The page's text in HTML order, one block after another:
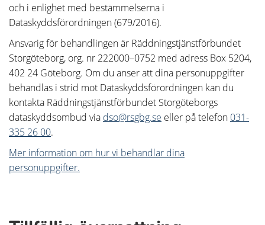
och i enlighet med bestämmelserna i
Dataskyddsförordningen (679/2016).
Ansvarig för behandlingen är Räddningstjänstförbundet
Storgöteborg, org. nr 222000–0752 med adress Box 5204,
402 24 Göteborg. Om du anser att dina personuppgifter
behandlas i strid mot Dataskyddsförordningen kan du
kontakta Räddningstjänstförbundet Storgöteborgs
dataskyddsombud via dso@rsgbg.se eller på telefon 031-
335 26 00.
Mer information om hur vi behandlar dina
personuppgifter.